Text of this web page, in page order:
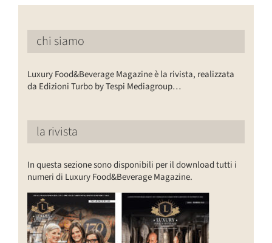
chi siamo
Luxury Food&Beverage Magazine è la rivista, realizzata
da Edizioni Turbo by Tespi Mediagroup…
la rivista
In questa sezione sono disponibili per il download tutti i
numeri di Luxury Food&Beverage Magazine.